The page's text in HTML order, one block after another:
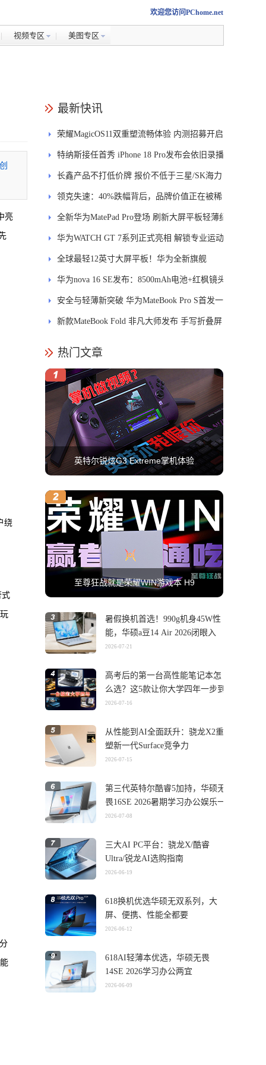
欢迎您访问PChome.net
视频专区 美图专区
亮
绕
式
最新快讯
荣耀MagicOS11双重塑流畅体验 内测招募开启
特纳斯接任首秀 iPhone 18 Pro发布会依旧录播
长鑫产品不打低价牌 报价不低于三星/SK海力
士
领克失速：40%跌幅背后，品牌价值正在被稀
释
全新华为MatePad Pro登场 刷新大屏平板轻薄纪
录
华为WATCH GT 7系列正式亮相 解锁专业运动
新体验
全球最轻12英寸大屏平板！华为全新旗舰
MatePad Pro正式发布
华为nova 16 SE发布：8500mAh电池+红枫镜头
安全与轻薄新突破 华为MateBook Pro S首发一
区双像素技术防窥屏
新款MateBook Fold 非凡大师发布 手写折叠屏
热门文章
英特尔锐炫G3 Extreme掌机体验
至尊狂战就是荣耀WIN游戏本 H9
暑假换机首选！990g机身45W性
能，华硕a豆14 Air 2026闭眼入
2026-07-21
高考后的第一台高性能笔记本怎
么选？这5款让你大学四年一步到
位
2026-07-16
从性能到AI全面跃升：骁龙X2重
塑新一代Surface竞争力
2026-07-15
第三代英特尔酷睿5加持，华硕无
畏16SE 2026暑期学习办公娱乐一
机搞定
2026-07-08
三大AI PC平台：骁龙X/酷睿
Ultra/锐龙AI选购指南
2026-06-19
618换机优选华硕无双系列，大
屏、便携、性能全都要
2026-06-12
618AI轻薄本优选，华硕无畏
14SE 2026学习办公两宜
2026-06-09